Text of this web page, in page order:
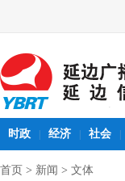
时政 经济 社会
首页 > 新闻 > 文体